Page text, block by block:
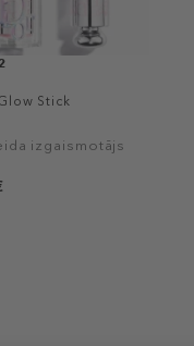
Stick
izgaismotājs